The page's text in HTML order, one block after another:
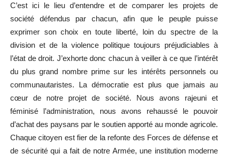
C’est ici le lieu d’entendre et de comparer les projets de
société défendus par chacun, afin que le peuple puisse
exprimer son choix en toute liberté, loin du spectre de la
division et de la violence politique toujours préjudiciables à
l’état de droit. J’exhorte donc chacun à veiller à ce que l’intérêt
du plus grand nombre prime sur les intérêts personnels ou
communautaristes. La démocratie est plus que jamais au
cœur de notre projet de société. Nous avons rajeuni et
féminisé l’administration, nous avons rehaussé le pouvoir
d’achat des paysans par le soutien apporté au monde agricole.
Chaque citoyen est fier de la refonte des Forces de défense et
de sécurité qui a fait de notre Armée, une institution moderne